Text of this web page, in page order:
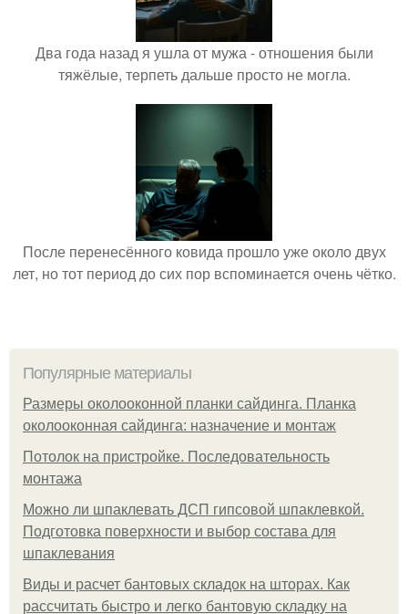
Два года назад я ушла от мужа - отношения были
тяжёлые, терпеть дальше просто не могла.
После перенесённого ковида прошло уже около двух
лет, но тот период до сих пор вспоминается очень чётко.
Популярные материалы
Размеры околооконной планки сайдинга. Планка
околооконная сайдинга: назначение и монтаж
Потолок на пристройке. Последовательность
монтажа
Можно ли шпаклевать ДСП гипсовой шпаклевкой.
Подготовка поверхности и выбор состава для
шпаклевания
Виды и расчет бантовых складок на шторах. Как
рассчитать быстро и легко бантовую складку на